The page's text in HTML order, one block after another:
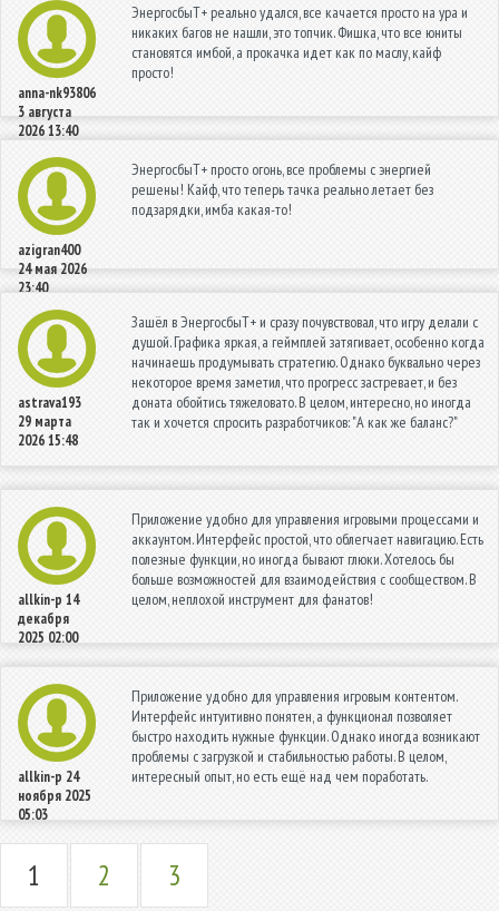
anna-nk93806
3 августа
2026 13:40
ЭнергосбыТ+ реально удался, все качается просто на ура и
никаких багов не нашли, это топчик. Фишка, что все юниты
становятся имбой, а прокачка идет как по маслу, кайф
просто!
azigran400
24 мая 2026
23:40
ЭнергосбыТ+ просто огонь, все проблемы с энергией
решены! Кайф, что теперь тачка реально летает без
подзарядки, имба какая-то!
astrava193
29 марта
2026 15:48
Зашёл в ЭнергосбыТ+ и сразу почувствовал, что игру делали с
душой. Графика яркая, а геймплей затягивает, особенно когда
начинаешь продумывать стратегию. Однако буквально через
некоторое время заметил, что прогресс застревает, и без
доната обойтись тяжеловато. В целом, интересно, но иногда
так и хочется спросить разработчиков: "А как же баланс?"
allkin-p 14
декабря
2025 02:00
Приложение удобно для управления игровыми процессами и
аккаунтом. Интерфейс простой, что облегчает навигацию. Есть
полезные функции, но иногда бывают глюки. Хотелось бы
больше возможностей для взаимодействия с сообществом. В
целом, неплохой инструмент для фанатов!
allkin-p 24
ноября 2025
05:03
Приложение удобно для управления игровым контентом.
Интерфейс интуитивно понятен, а функционал позволяет
быстро находить нужные функции. Однако иногда возникают
проблемы с загрузкой и стабильностью работы. В целом,
интересный опыт, но есть ещё над чем поработать.
1 2 3